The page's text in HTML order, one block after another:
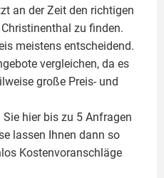
an der Zeit den richtigen
zu finden.
meistens entscheidend.
vergleichen, da es
große Preis- und
hier bis zu 5 Anfragen
lassen Ihnen dann so
Kostenvoranschläge